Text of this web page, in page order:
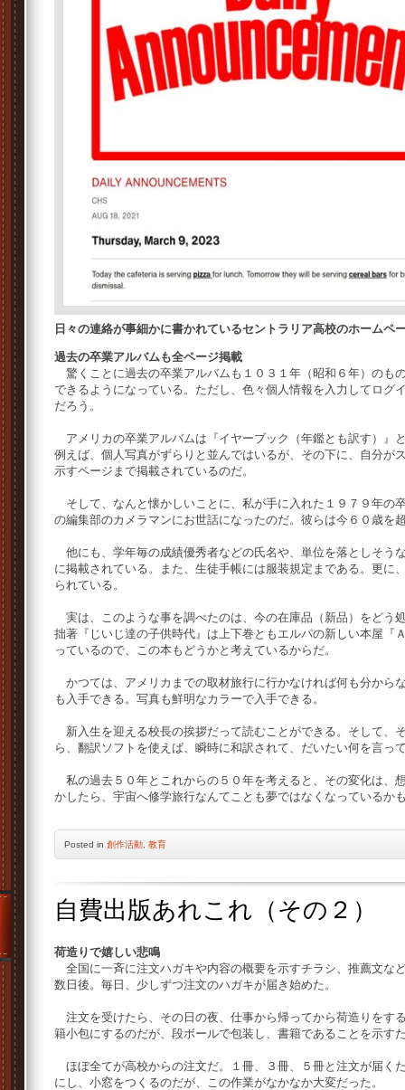
日々の連絡が事細かに書かれているセントラリア高校のホームペ
過去の卒業アルバムも全ページ掲載
驚くことに過去の卒業アルバムも１０３１年（昭和６年）のも
できるようになっている。ただし、色々個人情報を入力してログ
だろう。
アメリカの卒業アルバムは『イヤーブック（年鑑とも訳す）』
例えば、個人写真がずらりと並んではいるが、その下に、自分が
示すページまで掲載されているのだ。
そして、なんと懐かしいことに、私が手に入れた１９７９年の
の編集部のカメラマンにお世話になったのだ。彼らは今６０歳を
他にも、学年毎の成績優秀者などの氏名や、単位を落としそう
に掲載されている。また、生徒手帳には服装規定まである。更に
られている。
実は、このような事を調べたのは、今の在庫品（新品）をどう
拙著『じいじ達の子供時代』は上下巻ともエルパの新しい本屋『
っているので、この本もどうかと考えているからだ。
かつては、アメリカまでの取材旅行に行かなければ何も分から
も入手できる。写真も鮮明なカラーで入手できる。
新入生を迎える校長の挨拶だって読むことができる。そして、
ら、翻訳ソフトを使えば、瞬時に和訳されて、だいたい何を言っ
私の過去５０年とこれからの５０年を考えると、その変化は、
かしたら、宇宙へ修学旅行なんてことも夢ではなくなっているか
Posted in 創作活動 教育
自費出版あれこれ（その２）
荷造りで嬉しい悲鳴
全国に一斉に注文ハガキや内容の概要を示すチラシ、推薦文な
数日後。毎日、少しずつ注文のハガキが届き始めた。
注文を受けたら、その日の夜、仕事から帰ってから荷造りをす
籍小包にするのだが、段ボールで包装し、書籍であることを示す
ほぼ全てが高校からの注文だ。１冊、３冊、５冊と注文が届く
にし、小窓をつくるのだが、この作業がなかなか大変だった。